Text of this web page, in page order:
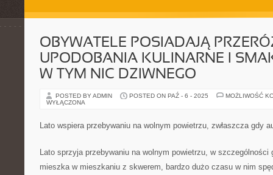
OBYWATELE POSIADAJĄ
UPODOBANIA KULINARNE I
W TYM NIC DZIWNEGO
POSTED BY ADMIN POSTED ON PAŹ - 6 - 2025
MOŻLIWOŚĆ
WYŁĄCZONA
Lato wspiera przebywaniu na wolnym powietrzu, zwłaszcza gdy
Lato sprzyja przebywaniu na wolnym powietrzu, w
mieszka w mieszkaniu z skwerem, bardzo dużo czasu w nim